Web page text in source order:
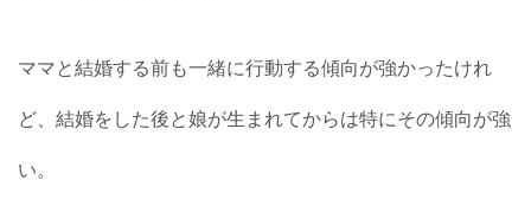
ママと結婚する前も一緒に行動する傾向が強かったけれ
ど、結婚をした後と娘が生まれてからは特にその傾向が強
い。